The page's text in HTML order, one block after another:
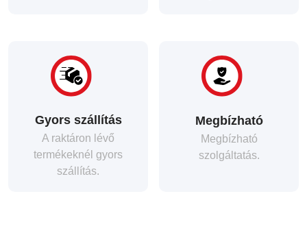
Gyors szállítás
A raktáron lévő
termékeknél gyors
szállítás.
Megbízható
Megbízható
szolgáltatás.